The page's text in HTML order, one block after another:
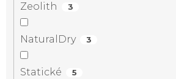
Zeolith 3
NaturalDry 3
Statické 5